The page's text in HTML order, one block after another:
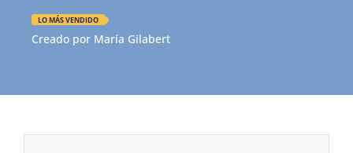
LO MÁS VENDIDO
Creado por María Gilabert